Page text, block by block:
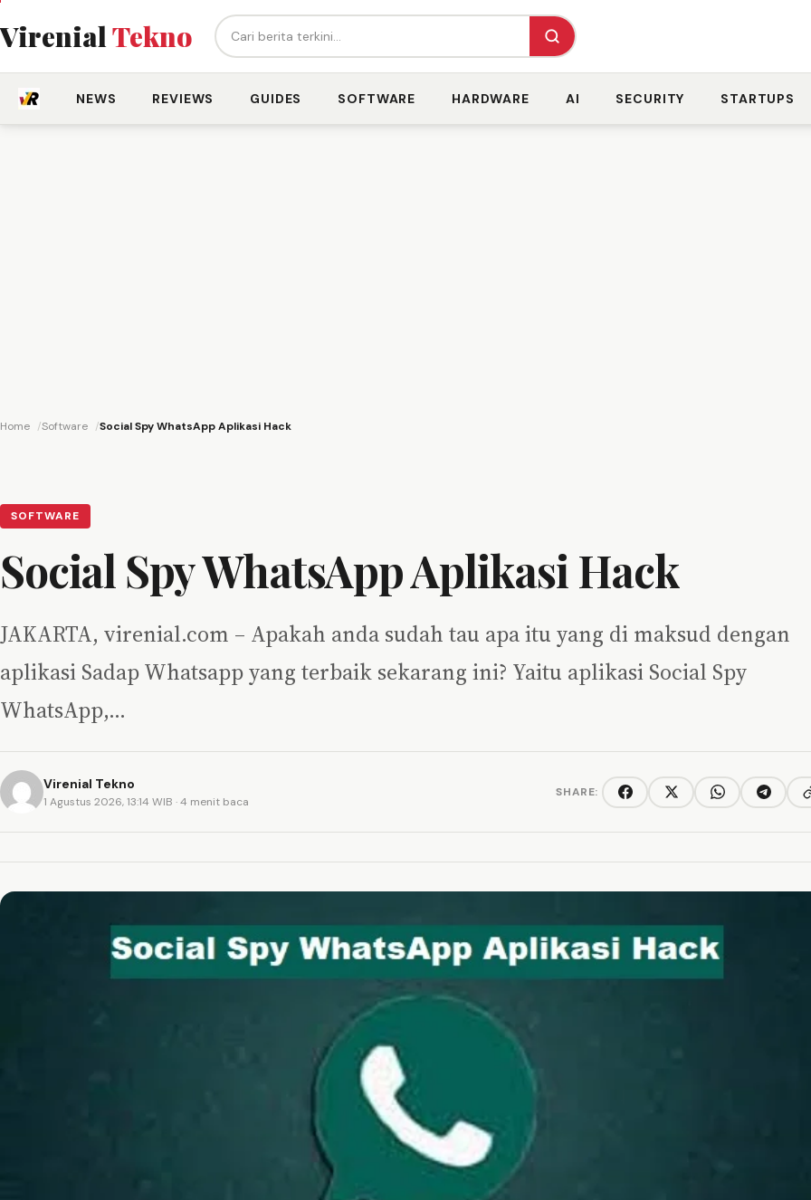
VirenialTekno Cari berita...
NEWS REVIEWS GUIDES SOFTWARE HARDWARE AI SECURITY STARTUPS
Home Software Social Spy WhatsApp Aplikasi Hack
SOFTWARE
Social Spy WhatsApp Aplikasi Hack
JAKARTA, virenial.com – Apakah anda sudah tau apa itu yang di maksud dengan
aplikasi Sadap Whatsapp yang terbaik sekarang ini? Yaitu aplikasi Social Spy
WhatsApp,…
Virenial Tekno
1 Agustus 2026, 13:14 WIB · 4 menit baca
SHARE: FacebookTwitter/XWhatsAppTelegram